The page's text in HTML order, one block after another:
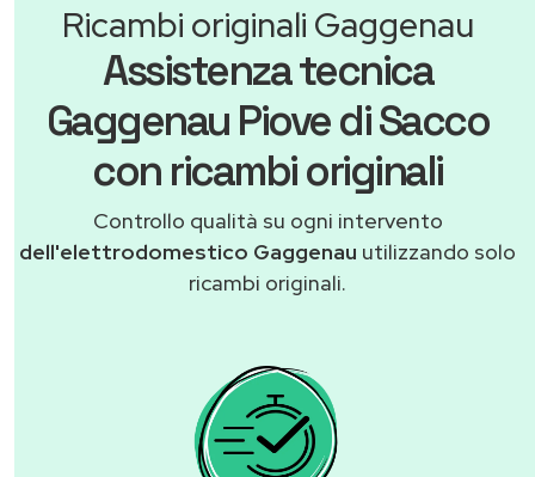
Ricambi originali Gaggenau
Assistenza tecnica
Gaggenau Piove di Sacco
con ricambi originali
Controllo qualità su ogni intervento
dell'elettrodomestico Gaggenau utilizzando solo
ricambi originali.